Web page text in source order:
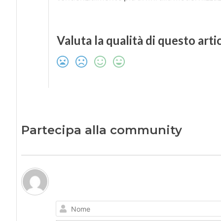
Valuta la qualità di questo
Partecipa alla community